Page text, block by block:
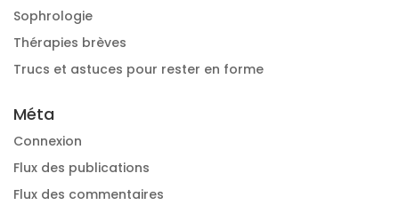
Sophrologie
Thérapies brèves
Trucs et astuces pour rester en forme
Méta
Connexion
Flux des publications
Flux des commentaires